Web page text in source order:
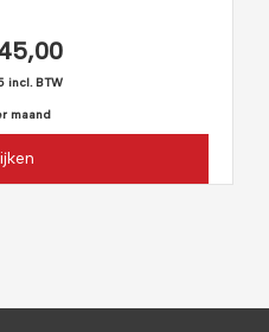
incl. BTW
maand